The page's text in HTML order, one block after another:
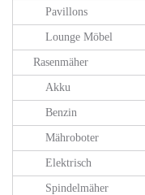
Pavillons
Lounge Möbel
Rasenmäher
Akku
Benzin
Mähroboter
Elektrisch
Spindelmäher